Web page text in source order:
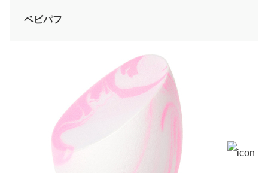
ベビパフ